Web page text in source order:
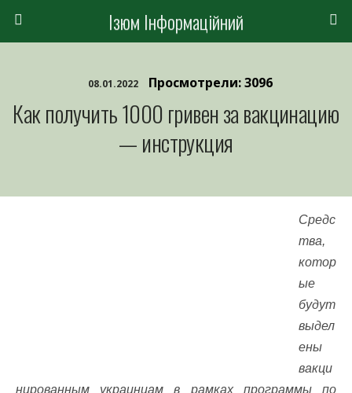
Ізюм Інформаційний
08.01.2022 Просмотрели: 3096
Как получить 1000 гривен за вакцинацию
— инструкция
Средс
тва,
котор
ые
будут
выдел
ены
вакци
нированным украинцам в рамках программы по